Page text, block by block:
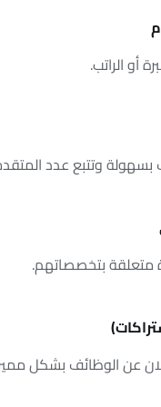
أو الراتب.
بسهولة وتتبع عدد
متعلقة بتخصصاتهم.
عن الوظائف بشكل